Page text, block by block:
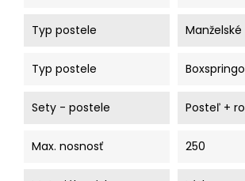
Typ postele Manželské
Typ postele
Sety - postele Posteľ +
Max. nosnosť 250